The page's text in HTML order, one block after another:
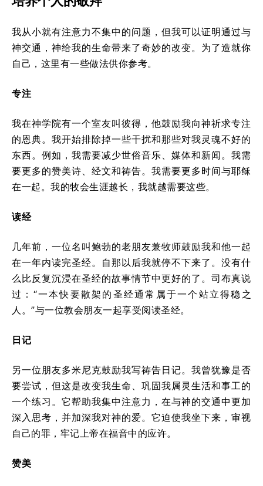
我从小就有注意力不集中的问题，但我可以证明通过与
神交通，神给我的生命带来了奇妙的改变。为了造就你
自己，这里有一些做法供你参考。
专注
我在神学院有一个室友叫彼得，他鼓励我向神祈求专注
的恩典。我开始排除掉一些干扰和那些对我灵魂不好的
东西。例如，我需要减少世俗音乐、媒体和新闻。我需
要更多的赞美诗、经文和祷告。我需要更多时间与耶稣
在一起。我的牧会生涯越长，我就越需要这些。
读经
几年前，一位名叫鲍勃的老朋友兼牧师鼓励我和他一起
在一年内读完圣经。自那以后我就停不下来了。没有什
么比反复沉浸在圣经的故事情节中更好的了。司布真说
过：“一本快要散架的圣经通常属于一个站立得稳之
人。”与一位教会朋友一起享受阅读圣经。
日记
另一位朋友多米尼克鼓励我写祷告日记。我曾犹豫是否
要尝试，但这是改变我生命、巩固我属灵生活和事工的
一个练习。它帮助我集中注意力，在与神的交通中更加
深入思考，并加深我对神的爱。它迫使我坐下来，审视
自己的罪，牢记上帝在福音中的应许。
赞美